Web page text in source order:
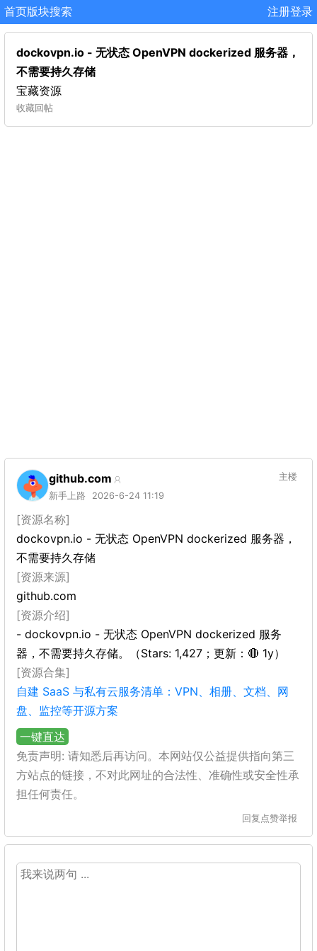
首页版块搜索 注册登录
dockovpn.io - 无状态 OpenVPN dockerized 服务器，
不需要持久存储
宝藏资源
收藏回帖
github.com
新手上路 2026-6-24 11:19
主楼
[资源名称]
dockovpn.io - 无状态 OpenVPN dockerized 服务器，
不需要持久存储
[资源来源]
github.com
[资源介绍]
- dockovpn.io - 无状态 OpenVPN dockerized 服务
器，不需要持久存储。（Stars: 1,427；更新：🔴 1y）
[资源合集]
自建 SaaS 与私有云服务清单：VPN、相册、文档、网
盘、监控等开源方案
一键直达
免责声明: 请知悉后再访问。本网站仅公益提供指向第三
方站点的链接，不对此网址的合法性、准确性或安全性承
担任何责任。
回复 点赞举报